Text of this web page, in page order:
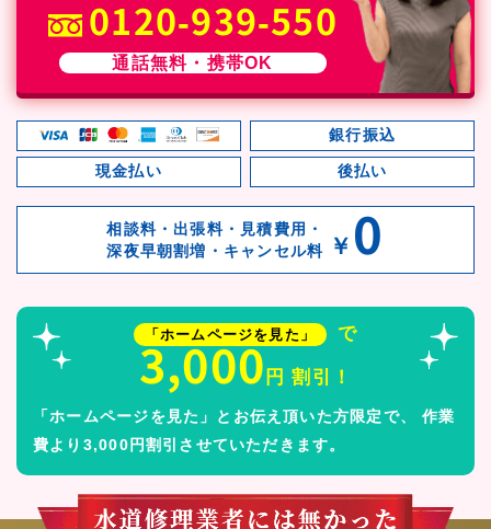
0120-939-550
通話無料・携帯OK
現金払い
銀行振込
後払い
相談料・出張料・見積費用・
深夜早朝割増・キャンセル料
￥ 0
「ホームページを見た」 で
3,000 円 割引！
「ホームページを見た」とお伝え頂いた方限定で、
作業
費より3,000円割引させていただきます。